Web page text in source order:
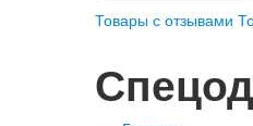
Товары с отзывами